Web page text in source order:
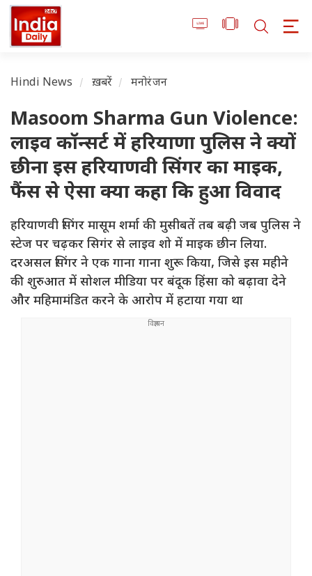
Hindi News ख़बरें मनोरंजन
Masoom Sharma Gun Violence:
लाइव कॉन्सर्ट में हरियाणा पुलिस ने क्यों
छीना इस हरियाणवी सिंगर का माइक,
फैंस से ऐसा क्या कहा कि हुआ विवाद
हरियाणवी सिंगर मासूम शर्मा की मुसीबतें तब बढ़ी जब पुलिस ने
स्टेज पर चढ़कर सिगंर से लाइव शो में माइक छीन लिया.
दरअसल सिंगर ने एक गाना गाना शुरू किया, जिसे इस महीने
की शुरुआत में सोशल मीडिया पर बंदूक हिंसा को बढ़ावा देने
और महिमामंडित करने के आरोप में हटाया गया था